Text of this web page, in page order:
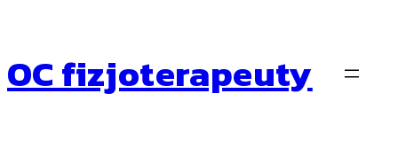
OC fizjoterapeuty